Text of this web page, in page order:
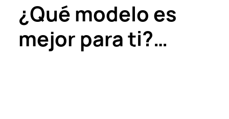
¿Qué modelo es
mejor para ti?